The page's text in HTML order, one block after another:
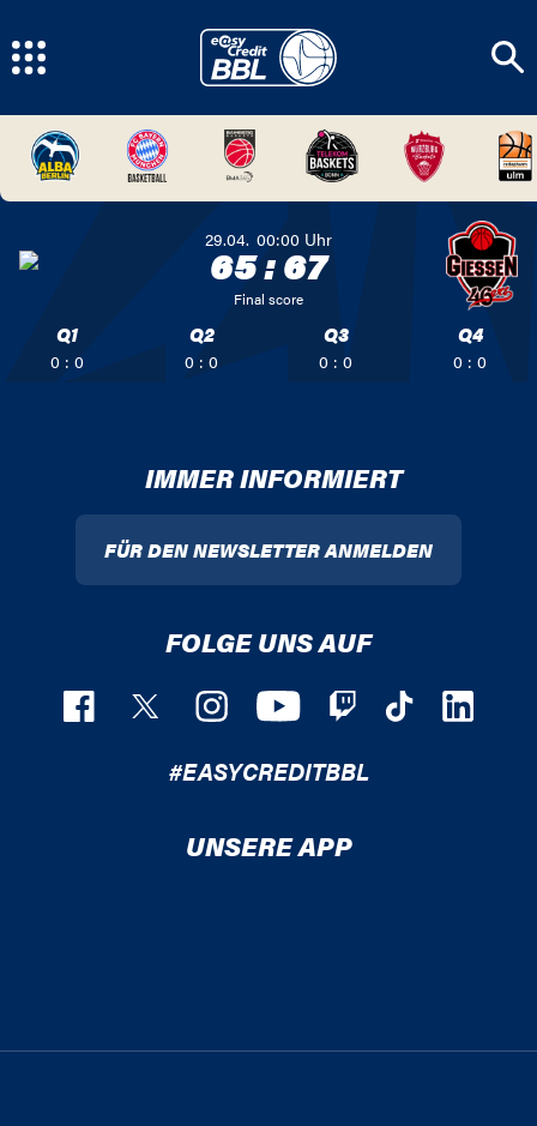
29.04. 00:00 Uhr
65:67
Final score
Q1
0 : 0
Q2
0 : 0
Q3
0 : 0
Q4
0 : 0
IMMER INFORMIERT
FÜR DEN NEWSLETTER ANMELDEN
FOLGE UNS AUF
#EASYCREDITBBL
UNSERE APP